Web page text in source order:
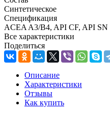
Синтетическое
Спецификация
ACEA A3/B4, API CF, API SN
Все характеристики
Поделиться
Описание
Характеристики
Отзывы
Как купить